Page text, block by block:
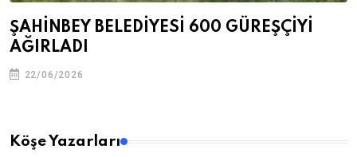
ŞAHİNBEY BELEDİYESİ 600 GÜREŞÇİYİ
AĞIRLADI
22/06/2026
Köşe Yazarları